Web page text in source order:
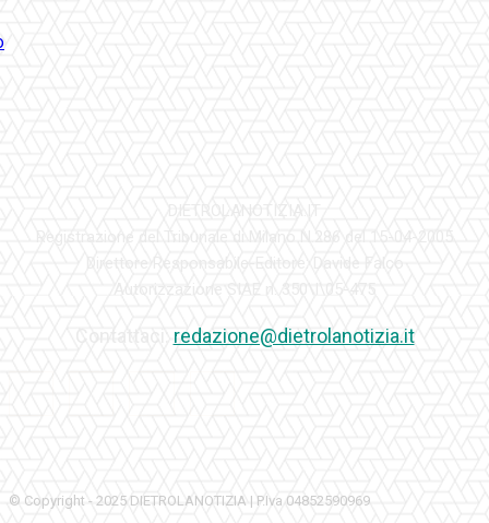
redazione@dietrolanotizia.it
© Copyright - 2025 DIETROLANOTIZIA | P.Iva 04852590969